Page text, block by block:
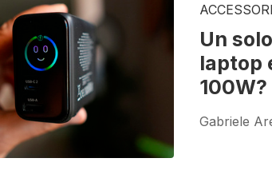
ACCESSORI
Un
laptop
100W?
Gabriele